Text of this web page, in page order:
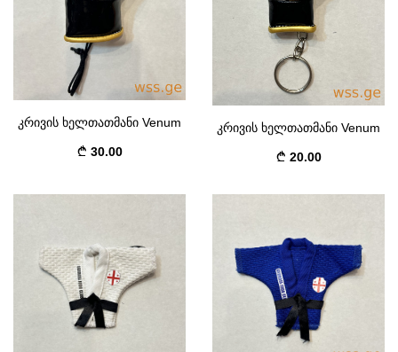
კრივის ხელთათმანი Venum
30.00
კრივის ხელთათმანი Venum
20.00